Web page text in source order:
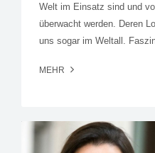
Welt im Einsatz sind und
überwacht werden. Deren
uns sogar im Weltall.
MEHR